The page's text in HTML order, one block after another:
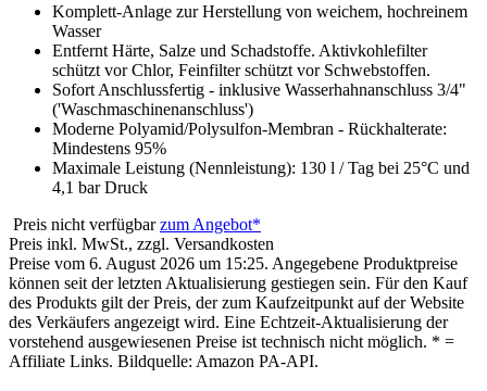
Komplett-Anlage zur Herstellung von weichem, hochreinem
Wasser
Entfernt Härte, Salze und Schadstoffe. Aktivkohlefilter
schützt vor Chlor, Feinfilter schützt vor Schwebstoffen.
Sofort Anschlussfertig - inklusive Wasserhahnanschluss 3/4"
('Waschmaschinenanschluss')
Moderne Polyamid/Polysulfon-Membran - Rückhalterate:
Mindestens 95%
Maximale Leistung (Nennleistung): 130 l / Tag bei 25°C und
4,1 bar Druck
Preis nicht verfügbarzum Angebot*
Preis inkl. MwSt., zzgl. Versandkosten
Preise vom 6. August 2026 um 15:25. Angegebene Produktpreise
können seit der letzten Aktualisierung gestiegen sein. Für den Kauf
des Produkts gilt der Preis, der zum Kaufzeitpunkt auf der Website
des Verkäufers angezeigt wird. Eine Echtzeit-Aktualisierung der
vorstehend ausgewiesenen Preise ist technisch nicht möglich. * =
Affiliate Links. Bildquelle: Amazon PA-API.